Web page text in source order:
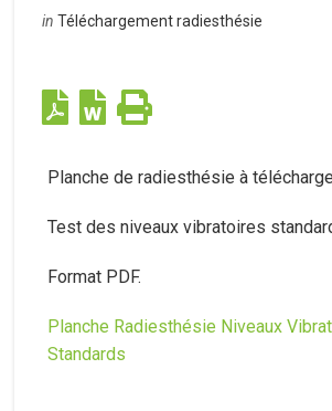
inTéléchargement radiesthésie
Planche de radiesthésie à
Test des niveaux vibratoires
Format PDF.
Planche Radiesthésie Niveaux
Standards